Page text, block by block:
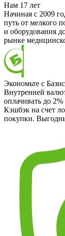
Нам 17 лет
Начиная с 2009
путь от мелкого
и оборудования
рынке
Экономьте с
Внутренней
оплачивать до
Кэшбэк на счет
покупки.